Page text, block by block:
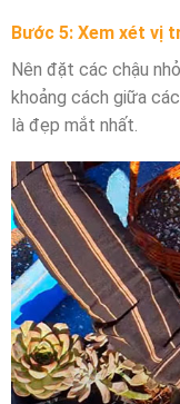
Bước 5: Xem xét vị
Nên đặt các chậu
khoảng cách giữa
là đẹp mắt nhất.